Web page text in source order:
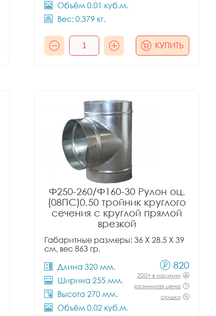
Объём 0.01 куб.м.
Вес: 0.379 кг.
КУПИТЬ
Ф250-260/Ф160-30 Рулон оц.
(08ПС)0.50 тройник круглого
сечения с круглой прямой
врезкой
Габаритные размеры: 36 X 28.5 X 39
см, вес 863 гр.
Длина 320 мм.
Ширина 255 мм.
Высота 270 мм.
Объём 0.02 куб.м.
820
200+ в наличии
розничная цена
скидки